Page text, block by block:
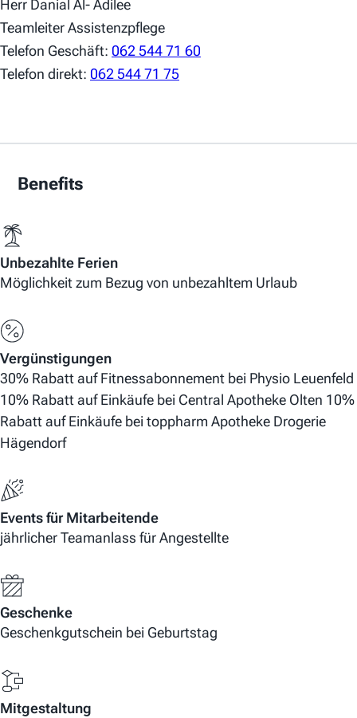
Herr Danial Al- Adilee
Teamleiter Assistenzpflege
Telefon Geschäft: 062 544 71 60
Telefon direkt: 062 544 71 75
Benefits
Unbezahlte Ferien
Möglichkeit zum Bezug von unbezahltem Urlaub
Vergünstigungen
30% Rabatt auf Fitnessabonnement bei Physio Leuenfeld
10% Rabatt auf Einkäufe bei Central Apotheke Olten 10%
Rabatt auf Einkäufe bei toppharm Apotheke Drogerie
Hägendorf
Events für Mitarbeitende
jährlicher Teamanlass für Angestellte
Geschenke
Geschenkgutschein bei Geburtstag
Mitgestaltung